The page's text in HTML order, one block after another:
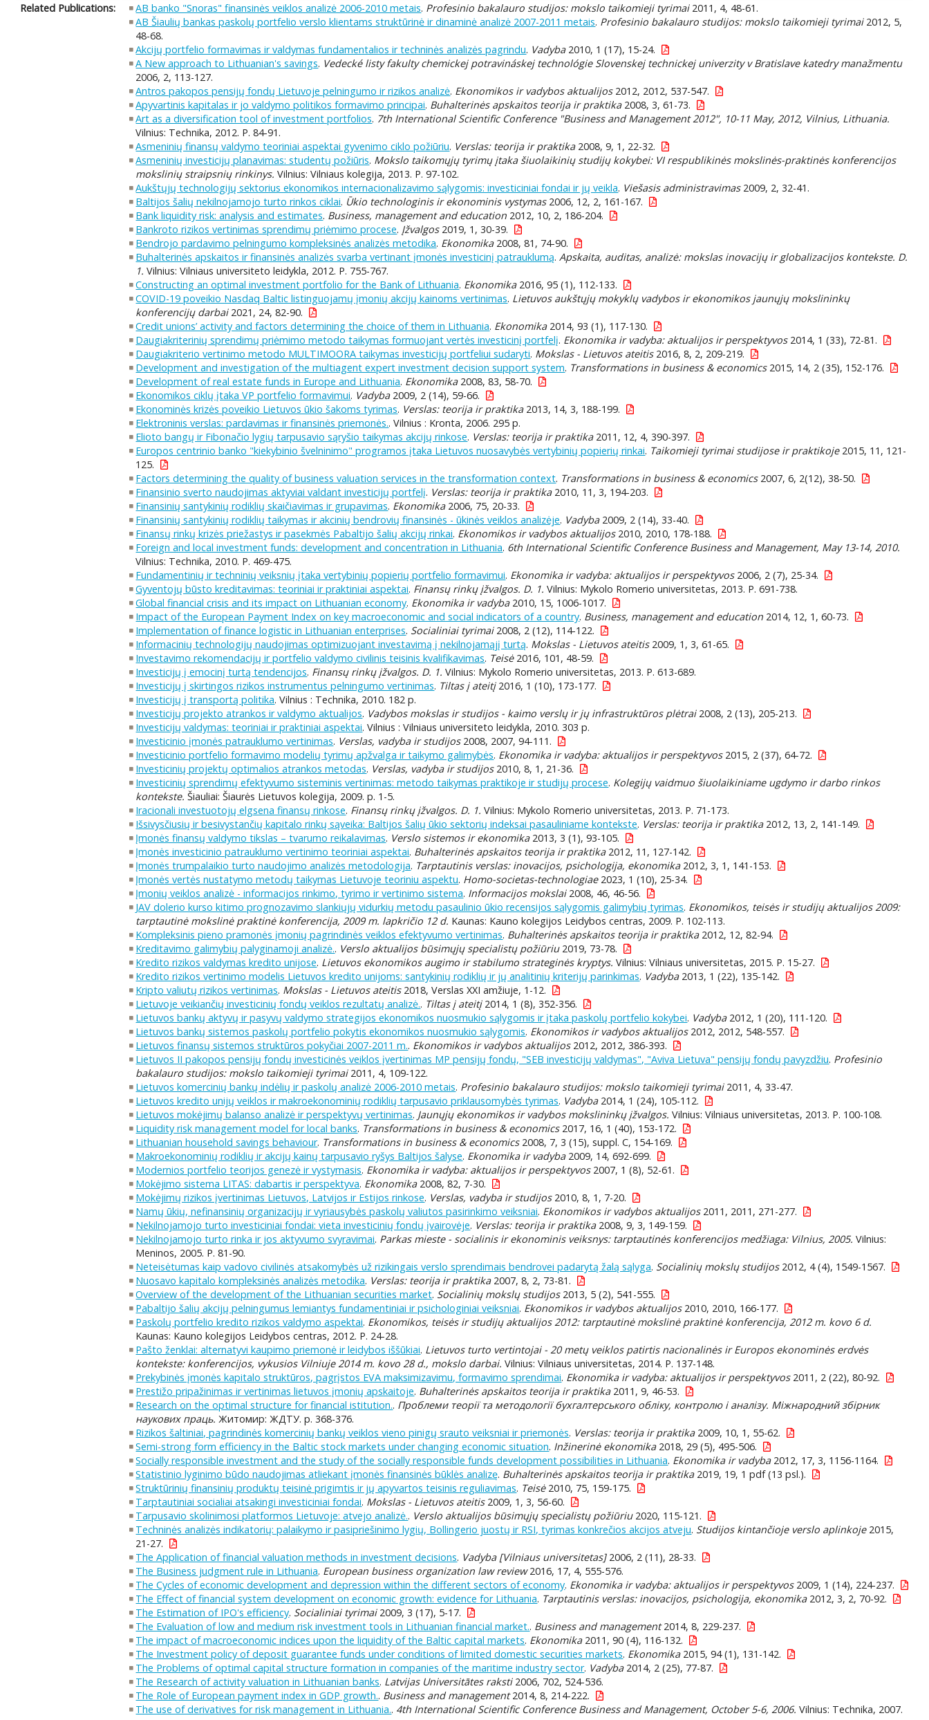
Related Publications:
AB banko "Snoras" finansinės veiklos analizė 2006-2010 metais. Profesinio bakalauro studijos: mokslo taikomieji tyrimai2011, 4, 48-61.
AB Šiaulių bankas paskolų portfelio verslo klientams struktūrinė ir dinaminė analizė 2007-2011 metais. Profesinio bakalauro studijos: mokslo taikomieji tyrimai2012, 5,
48-68.
Akcijų portfelio formavimas ir valdymas fundamentalios ir techninės analizės pagrindu. Vadyba2010, 1 (17), 15-24.
A New approach to Lithuanian's savings. Vedecké listy fakulty chemickej potravináskej technológie Slovenskej technickej univerzity v Bratislave katedry manažmentu
2006, 2, 113-127.
Antros pakopos pensijų fondų Lietuvoje pelningumo ir rizikos analizė. Ekonomikos ir vadybos aktualijos2012, 2012, 537-547.
Apyvartinis kapitalas ir jo valdymo politikos formavimo principai. Buhalterinės apskaitos teorija ir praktika2008, 3, 61-73.
Art as a diversification tool of investment portfolios. 7th International Scientific Conference "Business and Management 2012", 10-11 May, 2012, Vilnius, Lithuania.
Vilnius: Technika, 2012. P. 84-91.
Asmeninių finansų valdymo teoriniai aspektai gyvenimo ciklo požiūriu. Verslas: teorija ir praktika2008, 9, 1, 22-32.
Asmeninių investicijų planavimas: studentų požiūris. Mokslo taikomųjų tyrimų įtaka šiuolaikinių studijų kokybei: VI respublikinės mokslinės-praktinės konferencijos
mokslinių straipsnių rinkinys. Vilnius: Vilniaus kolegija, 2013. P. 97-102.
Aukštųjų technologijų sektorius ekonomikos internacionalizavimo sąlygomis: investiciniai fondai ir jų veikla. Viešasis administravimas2009, 2, 32-41.
Baltijos šalių nekilnojamojo turto rinkos ciklai. Ūkio technologinis ir ekonominis vystymas2006, 12, 2, 161-167.
Bank liquidity risk: analysis and estimates. Business, management and education 2012, 10, 2, 186-204.
Bankroto rizikos vertinimas sprendimų priėmimo procese. Įžvalgos2019, 1, 30-39.
Bendrojo pardavimo pelningumo kompleksinės analizės metodika. Ekonomika2008, 81, 74-90.
Buhalterinės apskaitos ir finansinės analizės svarba vertinant įmonės investicinį patrauklumą. Apskaita, auditas, analizė: mokslas inovacijų ir globalizacijos kontekste. D.
1. Vilnius: Vilniaus universiteto leidykla, 2012. P. 755-767.
Constructing an optimal investment portfolio for the Bank of Lithuania. Ekonomika2016, 95 (1), 112-133.
COVID-19 poveikio Nasdaq Baltic listinguojamų įmonių akcijų kainoms vertinimas. Lietuvos aukštųjų mokyklų vadybos ir ekonomikos jaunųjų mokslininkų
konferencijų darbai2021, 24, 82-90.
Credit unions’ activity and factors determining the choice of them in Lithuania. Ekonomika2014, 93 (1), 117-130.
Daugiakriterinių sprendimų priėmimo metodo taikymas formuojant vertės investicinį portfelį. Ekonomika ir vadyba: aktualijos ir perspektyvos2014, 1 (33), 72-81.
Daugiakriterio vertinimo metodo MULTIMOORA taikymas investicijų portfeliui sudaryti. Mokslas - Lietuvos ateitis2016, 8, 2, 209-219.
Development and investigation of the multiagent expert investment decision support system. Transformations in business & economics2015, 14, 2 (35), 152-176.
Development of real estate funds in Europe and Lithuania. Ekonomika2008, 83, 58-70.
Ekonomikos ciklų įtaka VP portfelio formavimui. Vadyba2009, 2 (14), 59-66.
Ekonominės krizės poveikio Lietuvos ūkio šakoms tyrimas. Verslas: teorija ir praktika2013, 14, 3, 188-199.
Elektroninis verslas: pardavimas ir finansinės priemonės.. Vilnius : Kronta, 2006. 295 p.
Elioto bangų ir Fibonačio lygių tarpusavio sąryšio taikymas akcijų rinkose. Verslas: teorija ir praktika2011, 12, 4, 390-397.
Europos centrinio banko "kiekybinio švelninimo" programos įtaka Lietuvos nuosavybės vertybinių popierių rinkai. Taikomieji tyrimai studijose ir praktikoje2015, 11, 121-
125.
Factors determining the quality of business valuation services in the transformation context. Transformations in business & economics2007, 6, 2(12), 38-50.
Finansinio sverto naudojimas aktyviai valdant investicijų portfelį. Verslas: teorija ir praktika2010, 11, 3, 194-203.
Finansinių santykinių rodiklių skaičiavimas ir grupavimas. Ekonomika2006, 75, 20-33.
Finansinių santykinių rodiklių taikymas ir akcinių bendrovių finansinės - ūkinės veiklos analizėje. Vadyba2009, 2 (14), 33-40.
Finansų rinkų krizės priežastys ir pasekmės Pabaltijo šalių akcijų rinkai. Ekonomikos ir vadybos aktualijos2010, 2010, 178-188.
Foreign and local investment funds: development and concentration in Lithuania. 6th International Scientific Conference Business and Management, May 13-14, 2010.
Vilnius: Technika, 2010. P. 469-475.
Fundamentinių ir techninių veiksnių įtaka vertybinių popierių portfelio formavimui. Ekonomika ir vadyba: aktualijos ir perspektyvos2006, 2 (7), 25-34.
Gyventojų būsto kreditavimas: teoriniai ir praktiniai aspektai. Finansų rinkų įžvalgos. D. 1. Vilnius: Mykolo Romerio universitetas, 2013. P. 691-738.
Global financial crisis and its impact on Lithuanian economy. Ekonomika ir vadyba2010, 15, 1006-1017.
Impact of the European Payment Index on key macroeconomic and social indicators of a country. Business, management and education 2014, 12, 1, 60-73.
Implementation of finance logistic in Lithuanian enterprises. Socialiniai tyrimai2008, 2 (12), 114-122.
Informacinių technologijų naudojimas optimizuojant investavimą į nekilnojamąjį turtą. Mokslas - Lietuvos ateitis2009, 1, 3, 61-65.
Investavimo rekomendacijų ir portfelio valdymo civilinis teisinis kvalifikavimas. Teisė2016, 101, 48-59.
Investicijų į emocinį turtą tendencijos. Finansų rinkų įžvalgos. D. 1. Vilnius: Mykolo Romerio universitetas, 2013. P. 613-689.
Investicijų į skirtingos rizikos instrumentus pelningumo vertinimas. Tiltas į ateitį2016, 1 (10), 173-177.
Investicijų į transportą politika. Vilnius : Technika, 2010. 182 p.
Investicijų projekto atrankos ir valdymo aktualijos. Vadybos mokslas ir studijos - kaimo verslų ir jų infrastruktūros plėtrai2008, 2 (13), 205-213.
Investicijų valdymas: teoriniai ir praktiniai aspektai. Vilnius : Vilniaus universiteto leidykla, 2010. 303 p.
Investicinio įmonės patrauklumo vertinimas. Verslas, vadyba ir studijos2008, 2007, 94-111.
Investicinio portfelio formavimo modelių tyrimų apžvalga ir taikymo galimybės. Ekonomika ir vadyba: aktualijos ir perspektyvos2015, 2 (37), 64-72.
Investicinių projektų optimalios atrankos metodas. Verslas, vadyba ir studijos2010, 8, 1, 21-36.
Investicinių sprendimų efektyvumo sisteminis vertinimas: metodo taikymas praktikoje ir studijų procese. Kolegijų vaidmuo šiuolaikiniame ugdymo ir darbo rinkos
kontekste. Šiauliai: Šiaurės Lietuvos kolegija, 2009. p. 1-5.
Iracionali investuotojų elgsena finansų rinkose. Finansų rinkų įžvalgos. D. 1. Vilnius: Mykolo Romerio universitetas, 2013. P. 71-173.
Išsivysčiusių ir besivystančių kapitalo rinkų sąveika: Baltijos šalių ūkio sektorių indeksai pasauliniame kontekste. Verslas: teorija ir praktika2012, 13, 2, 141-149.
Įmonės finansų valdymo tikslas – tvarumo reikalavimas. Verslo sistemos ir ekonomika2013, 3 (1), 93-105.
Įmonės investicinio patrauklumo vertinimo teoriniai aspektai. Buhalterinės apskaitos teorija ir praktika2012, 11, 127-142.
Įmonės trumpalaikio turto naudojimo analizės metodologija. Tarptautinis verslas: inovacijos, psichologija, ekonomika2012, 3, 1, 141-153.
Įmonės vertės nustatymo metodų taikymas Lietuvoje teoriniu aspektu. Homo-societas-technologiae2023, 1 (10), 25-34.
Įmonių veiklos analizė - informacijos rinkimo, tyrimo ir vertinimo sistema. Informacijos mokslai2008, 46, 46-56.
JAV dolerio kurso kitimo prognozavimo slankiųjų vidurkių metodu pasaulinio ūkio recensijos sąlygomis galimybių tyrimas. Ekonomikos, teisės ir studijų aktualijos 2009:
tarptautinė mokslinė praktinė konferencija, 2009 m. lapkričio 12 d. Kaunas: Kauno kolegijos Leidybos centras, 2009. P. 102-113.
Kompleksinis pieno pramonės įmonių pagrindinės veiklos efektyvumo vertinimas. Buhalterinės apskaitos teorija ir praktika2012, 12, 82-94.
Kreditavimo galimybių palyginamoji analizė.. Verslo aktualijos būsimųjų specialistų požiūriu2019, 73-78.
Kredito rizikos valdymas kredito unijose. Lietuvos ekonomikos augimo ir stabilumo strateginės kryptys. Vilnius: Vilniaus universitetas, 2015. P. 15-27.
Kredito rizikos vertinimo modelis Lietuvos kredito unijoms: santykinių rodiklių ir jų analitinių kriterijų parinkimas. Vadyba2013, 1 (22), 135-142.
Kripto valiutų rizikos vertinimas. Mokslas - Lietuvos ateitis2018, Verslas XXI amžiuje, 1-12.
Lietuvoje veikiančių investicinių fondų veiklos rezultatų analizė.. Tiltas į ateitį2014, 1 (8), 352-356.
Lietuvos bankų aktyvų ir pasyvų valdymo strategijos ekonomikos nuosmukio sąlygomis ir įtaka paskolų portfelio kokybei. Vadyba2012, 1 (20), 111-120.
Lietuvos bankų sistemos paskolų portfelio pokytis ekonomikos nuosmukio sąlygomis. Ekonomikos ir vadybos aktualijos2012, 2012, 548-557.
Lietuvos finansų sistemos struktūros pokyčiai 2007-2011 m.. Ekonomikos ir vadybos aktualijos2012, 2012, 386-393.
Lietuvos II pakopos pensijų fondų investicinės veiklos įvertinimas MP pensijų fondų, "SEB investicijų valdymas", "Aviva Lietuva" pensijų fondų pavyzdžiu. Profesinio
bakalauro studijos: mokslo taikomieji tyrimai2011, 4, 109-122.
Lietuvos komercinių bankų indėlių ir paskolų analizė 2006-2010 metais. Profesinio bakalauro studijos: mokslo taikomieji tyrimai2011, 4, 33-47.
Lietuvos kredito unijų veiklos ir makroekonominių rodiklių tarpusavio priklausomybės tyrimas. Vadyba2014, 1 (24), 105-112.
Lietuvos mokėjimų balanso analizė ir perspektyvų vertinimas. Jaunųjų ekonomikos ir vadybos mokslininkų įžvalgos. Vilnius: Vilniaus universitetas, 2013. P. 100-108.
Liquidity risk management model for local banks. Transformations in business & economics2017, 16, 1 (40), 153-172.
Lithuanian household savings behaviour. Transformations in business & economics2008, 7, 3 (15), suppl. C, 154-169.
Makroekonominių rodiklių ir akcijų kainų tarpusavio ryšys Baltijos šalyse. Ekonomika ir vadyba2009, 14, 692-699.
Modernios portfelio teorijos genezė ir vystymasis. Ekonomika ir vadyba: aktualijos ir perspektyvos2007, 1 (8), 52-61.
Mokėjimo sistema LITAS: dabartis ir perspektyva. Ekonomika2008, 82, 7-30.
Mokėjimų rizikos įvertinimas Lietuvos, Latvijos ir Estijos rinkose. Verslas, vadyba ir studijos2010, 8, 1, 7-20.
Namų ūkių, nefinansinių organizacijų ir vyriausybės paskolų valiutos pasirinkimo veiksniai. Ekonomikos ir vadybos aktualijos2011, 2011, 271-277.
Nekilnojamojo turto investiciniai fondai: vieta investicinių fondų įvairovėje. Verslas: teorija ir praktika2008, 9, 3, 149-159.
Nekilnojamojo turto rinka ir jos aktyvumo svyravimai. Parkas mieste - socialinis ir ekonominis veiksnys: tarptautinės konferencijos medžiaga: Vilnius, 2005. Vilnius:
Meninos, 2005. P. 81-90.
Neteisėtumas kaip vadovo civilinės atsakomybės už rizikingais verslo sprendimais bendrovei padarytą žalą sąlyga. Socialinių mokslų studijos2012, 4 (4), 1549-1567.
Nuosavo kapitalo kompleksinės analizės metodika. Verslas: teorija ir praktika2007, 8, 2, 73-81.
Overview of the development of the Lithuanian securities market. Socialinių mokslų studijos2013, 5 (2), 541-555.
Pabaltijo šalių akcijų pelningumus lemiantys fundamentiniai ir psichologiniai veiksniai. Ekonomikos ir vadybos aktualijos2010, 2010, 166-177.
Paskolų portfelio kredito rizikos valdymo aspektai. Ekonomikos, teisės ir studijų aktualijos 2012: tarptautinė mokslinė praktinė konferencija, 2012 m. kovo 6 d.
Kaunas: Kauno kolegijos Leidybos centras, 2012. P. 24-28.
Pašto ženklai: alternatyvi kaupimo priemonė ir leidybos iššūkiai. Lietuvos turto vertintojai - 20 metų veiklos patirtis nacionalinės ir Europos ekonominės erdvės
kontekste: konferencijos, vykusios Vilniuje 2014 m. kovo 28 d., mokslo darbai. Vilnius: Vilniaus universitetas, 2014. P. 137-148.
Prekybinės įmonės kapitalo struktūros, pagrįstos EVA maksimizavimu, formavimo sprendimai. Ekonomika ir vadyba: aktualijos ir perspektyvos2011, 2 (22), 80-92.
Prestižo pripažinimas ir vertinimas lietuvos įmonių apskaitoje. Buhalterinės apskaitos teorija ir praktika2011, 9, 46-53.
Research on the optimal structure for financial istitution.. Проблеми теорії та методології бухгалтерського обліку, контролю і аналізу. Міжнародний збірник
наукових праць. Житомир: ЖДТУ. p. 368-376.
Rizikos šaltiniai, pagrindinės komercinių bankų veiklos vieno pinigų srauto veiksniai ir priemonės. Verslas: teorija ir praktika2009, 10, 1, 55-62.
Semi-strong form efficiency in the Baltic stock markets under changing economic situation. Inžinerinė ekonomika2018, 29 (5), 495-506.
Socially responsible investment and the study of the socially responsible funds development possibilities in Lithuania. Ekonomika ir vadyba2012, 17, 3, 1156-1164.
Statistinio lyginimo būdo naudojimas atliekant įmonės finansinės būklės analizę. Buhalterinės apskaitos teorija ir praktika2019, 19, 1 pdf (13 psl.).
Struktūrinių finansinių produktų teisinė prigimtis ir jų apyvartos teisinis reguliavimas. Teisė2010, 75, 159-175.
Tarptautiniai socialiai atsakingi investiciniai fondai. Mokslas - Lietuvos ateitis2009, 1, 3, 56-60.
Tarpusavio skolinimosi platformos Lietuvoje: atvejo analizė.. Verslo aktualijos būsimųjų specialistų požiūriu2020, 115-121.
Techninės analizės indikatorių: palaikymo ir pasipriešinimo lygių, Bollingerio juostų ir RSI, tyrimas konkrečios akcijos atveju. Studijos kintančioje verslo aplinkoje2015,
21-27.
The Application of financial valuation methods in investment decisions. Vadyba [Vilniaus universitetas]2006, 2 (11), 28-33.
The Business judgment rule in Lithuania. European business organization law review2016, 17, 4, 555-576.
The Cycles of economic development and depression within the different sectors of economy. Ekonomika ir vadyba: aktualijos ir perspektyvos2009, 1 (14), 224-237.
The Effect of financial system development on economic growth: evidence for Lithuania. Tarptautinis verslas: inovacijos, psichologija, ekonomika2012, 3, 2, 70-92.
The Estimation of IPO's efficiency. Socialiniai tyrimai2009, 3 (17), 5-17.
The Evaluation of low and medium risk investment tools in Lithuanian financial market.. Business and management2014, 8, 229-237.
The impact of macroeconomic indices upon the liquidity of the Baltic capital markets. Ekonomika2011, 90 (4), 116-132.
The Investment policy of deposit guarantee funds under conditions of limited domestic securities markets. Ekonomika2015, 94 (1), 131-142.
The Problems of optimal capital structure formation in companies of the maritime industry sector. Vadyba2014, 2 (25), 77-87.
The Research of activity valuation in Lithuanian banks. Latvijas Universitātes raksti2006, 702, 524-536.
The Role of European payment index in GDP growth.. Business and management2014, 8, 214-222.
The use of derivatives for risk management in Lithuania.. 4th International Scientific Conference Business and Management, October 5-6, 2006. Vilnius: Technika, 2007.